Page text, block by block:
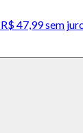
47,99 sem